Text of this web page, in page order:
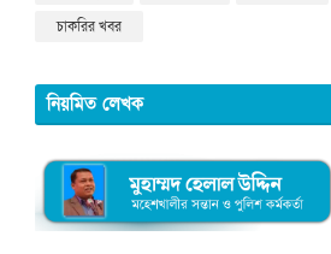
চাকরির খবর
নিয়মিত লেখক